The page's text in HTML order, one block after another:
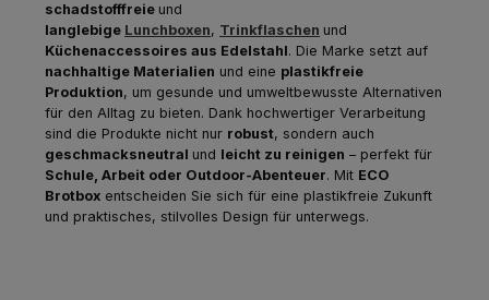
schadstofffreie und
langlebige Lunchboxen, Trinkflaschen und
Küchenaccessoires aus Edelstahl. Die Marke setzt auf
nachhaltige Materialien und eine plastikfreie
Produktion, um gesunde und umweltbewusste Alternativen
für den Alltag zu bieten. Dank hochwertiger Verarbeitung
sind die Produkte nicht nur robust, sondern auch
geschmacksneutral und leicht zu reinigen – perfekt für
Schule, Arbeit oder Outdoor-Abenteuer. Mit ECO
Brotbox entscheiden Sie sich für eine plastikfreie Zukunft
und praktisches, stilvolles Design für unterwegs.